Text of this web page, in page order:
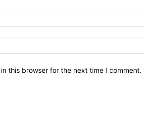
this browser for the next time I comment.